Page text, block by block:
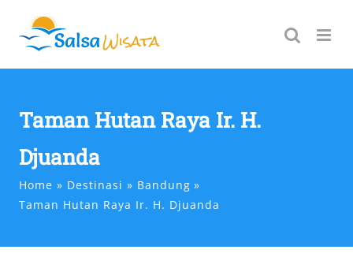
content
Taman Hutan Raya Ir. H.
Djuanda
Home Destinasi
Bandung
Taman Hutan Raya Ir. H. Djuanda